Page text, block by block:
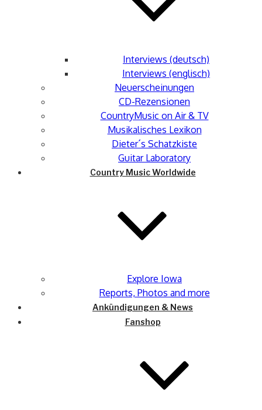
Interviews (deutsch)
Interviews (englisch)
Neuerscheinungen
CD-Rezensionen
CountryMusic on Air & TV
Musikalisches Lexikon
Dieter´s Schatzkiste
Guitar Laboratory
Country Music Worldwide
Explore Iowa
Reports, Photos and more
Ankündigungen & News
Fanshop